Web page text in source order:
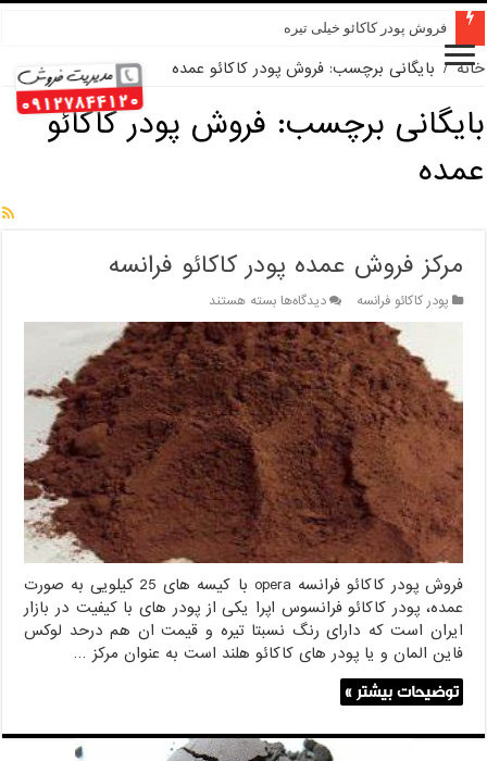
فروش پودر کاکائو خیلی تیره
خانه / بایگانی برچسب: فروش پودر کاکائو عمده
بایگانی برچسب: فروش پودر کاکائو
عمده
مرکز فروش عمده پودر کاکائو فرانسه
پودر کاکائو فرانسه دیدگاه‌هابرای
مرکز
فروش
عمده
پودر
کاکائو
فرانسه
بسته هستند
فروش پودر کاکائو فرانسه opera با کیسه های 25 کیلویی به صورت
عمده، پودر کاکائو فرانسوس اپرا یکی از پودر های با کیفیت در بازار
ایران است که دارای رنگ نسبتا تیره و قیمت ان هم درحد لوکس
فاین المان و یا پودر های کاکائو هلند است به عنوان مرکز …
توضیحات بیشتر »